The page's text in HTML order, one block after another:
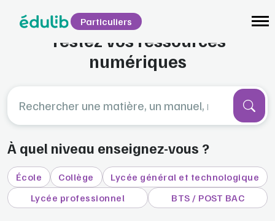
Particuliers
Bibliothèque de démo
Testez vos ressources
numériques
Rechercher une matière, un manuel, numéro d’EAN, éditeur, etc...
À quel niveau enseignez-vous ?
École Collège
Lycée général et technologique
Lycée professionnel
BTS / POST BAC